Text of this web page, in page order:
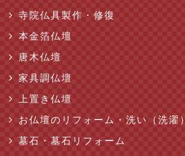
寺院仏具製作・修復
本金箔仏壇
唐木仏壇
家具調仏壇
上置き仏壇
お仏壇のリフォーム・洗い（洗濯）
墓石・墓石リフォーム